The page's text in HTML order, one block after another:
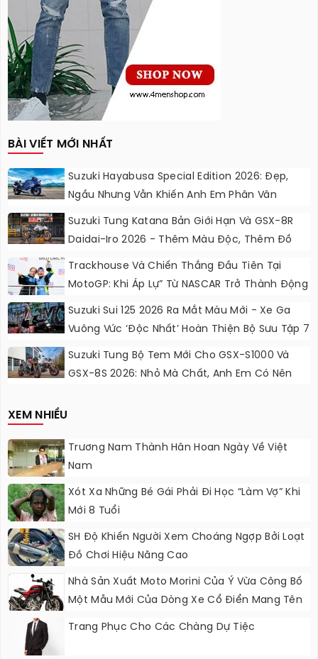
BÀI VIẾT MỚI NHẤT
Suzuki Hayabusa Special Edition 2026: Đẹp,
Ngầu Nhưng Vẫn Khiến Anh Em Phân Vân
Suzuki Tung Katana Bản Giới Hạn Và GSX-8R
Daidai-Iro 2026 - Thêm Màu Độc, Thêm Đồ
Chơi, Thêm Cá Tính
Trackhouse Và Chiến Thắng Đầu Tiên Tại
MotoGP: Khi Áp Lự” Từ NASCAR Trở Thành Động
Lực Ngọt Ngào
Suzuki Sui 125 2026 Ra Mắt Màu Mới - Xe Ga
Vuông Vức ‘độc Nhất’ Hoàn Thiện Bộ Sưu Tập 7
Sắc Cầu Vồng
Suzuki Tung Bộ Tem Mới Cho GSX-S1000 Và
GSX-8S 2026: Nhỏ Mà Chất, Anh Em Có Nên
XEM NHIỀU
Trương Nam Thành Hân Hoan Ngày Về Việt
Nam
Xót Xa Những Bé Gái Phải Đi Học “làm Vợ” Khi
Mới 8 Tuổi
SH Độ Khiến Người Xem Choáng Ngợp Bởi Loạt
Đồ Chơi Hiệu Năng Cao
Nhà Sản Xuất Moto Morini Của Ý Vừa Công Bố
Một Mẫu Mới Của Dòng Xe Cổ Điển Mang Tên
Trang Phục Cho Các Chàng Dự Tiệc